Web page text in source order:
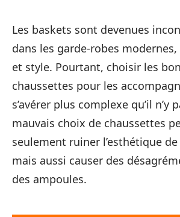
Les baskets sont devenues
dans les garde-robes
et style. Pourtant, choisir les
chaussettes pour les
s’avérer plus complexe qu’il n’y
mauvais choix de chaussettes
seulement ruiner l’esthétique
mais aussi causer des
des ampoules.